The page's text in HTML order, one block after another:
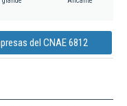
del CNAE 6812